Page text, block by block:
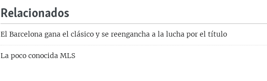
Relacionados
El Barcelona gana el clásico y se reengancha a la lucha por el título
La poco conocida MLS